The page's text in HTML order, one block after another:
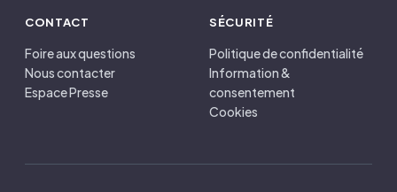
CONTACT
Foire aux questions
Nous contacter
Espace Presse
SÉCURITÉ
Politique de confidentialité
Information &
consentement
Cookies